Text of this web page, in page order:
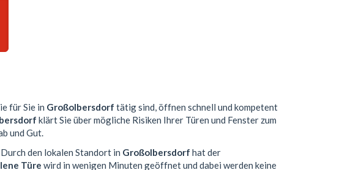
für Sie in Großolbersdorf tätig sind, öffnen schnell und kompetent
klärt Sie über mögliche Risiken Ihrer Türen und Fenster zum
und Gut.
den lokalen Standort in Großolbersdorf hat der
Türe wird in wenigen Minuten geöffnet und dabei werden keine